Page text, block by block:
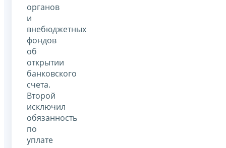
органов
и
внебюджетных
фондов
об
открытии
банковского
счета.
Второй
исключил
обязанность
по
уплате